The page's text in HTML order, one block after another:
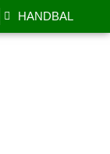
HANDBAL